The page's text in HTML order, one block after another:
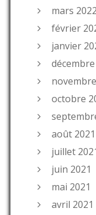
mars 2022
février
janvier
décembre
octobre
août 2021
juillet
juin 2021
mai 2021
avril 2021